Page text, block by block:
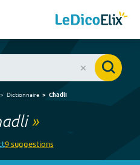
Dictionnaire Chadli
»
9suggestions